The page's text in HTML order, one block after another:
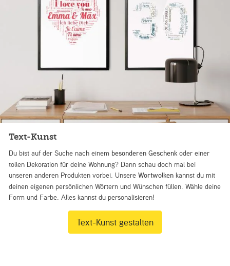
Text-Kunst
Du bist auf der Suche nach einem besonderen Geschenk oder einer
tollen Dekoration für deine Wohnung? Dann schau doch mal bei
unseren anderen Produkten vorbei. UnsereWortwolken kannst du mit
deinen eigenen persönlichen Wörtern und Wünschen füllen. Wähle deine
Form und Farbe. Alles kannst du personalisieren!
Text-Kunst gestalten